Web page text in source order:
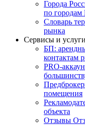
Города
по городам
Словарь
рынка
Сервисы и услуги
БП:
контактам
PRO-
помещения
объекта
Отзывы